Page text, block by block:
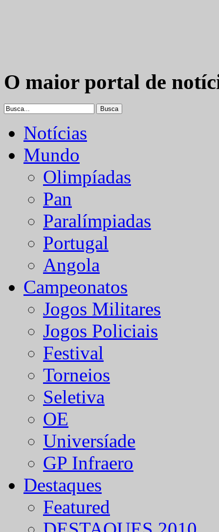
O maior portal de
Notícias
Mundo
Olimpíadas
Pan
Paralímpiadas
Portugal
Angola
Campeonatos
Jogos Militares
Jogos Policiais
Festival
Torneios
Seletiva
OE
Universíade
GP Infraero
Destaques
Featured